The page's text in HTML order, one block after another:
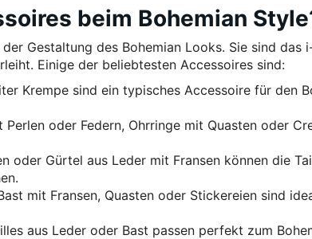
beim Bohemian
Gestaltung des Bohemian Looks. Sie sind das
Einige der beliebtesten Accessoires sind:
Krempe sind ein typisches Accessoire für den
oder Federn, Ohrringe mit Quasten oder
oder Gürtel aus Leder mit Fransen können die
mit Fransen, Quasten oder Stickereien sind
aus Leder oder Bast passen perfekt zum